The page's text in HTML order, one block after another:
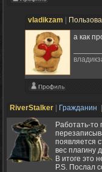
vladikzam
а как
RiverStalker Гражданин
Работать-то
появляется
вес плагину
В итоге это
P.S. Послал